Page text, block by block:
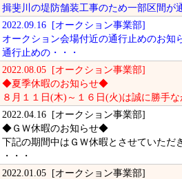
揖斐川の堤防舗装工事のため一部区間が
2022.09.16 [オークション事業部]
オークション会場付近の通行止めのお知
通行止めの・・・
2022.08.05 [オークション事業部]
◆夏季休暇のお知らせ◆
８月１１日(木)～１６日(火)は誠に勝手な
2022.04.16 [オークション事業部]
◆ＧＷ休暇のお知らせ◆
下記の期間中はＧＷ休暇とさせていただ
・・・
2022.01.05 [オークション事業部]